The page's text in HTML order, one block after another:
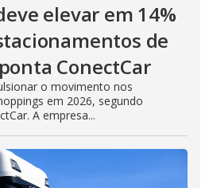
elevar em 14%
de
ConectCar
o movimento nos
em 2026, segundo
A empresa...